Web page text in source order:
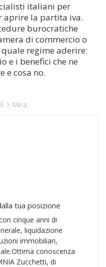
italiani per
aprire la partita iva.
burocratiche
di commercio o
regime aderire:
e i benefici che ne
e cosa no.
Mira
tua posizione
cinque anni di
liquidazione
immobiliari,
conoscenza
Zucchetti, di